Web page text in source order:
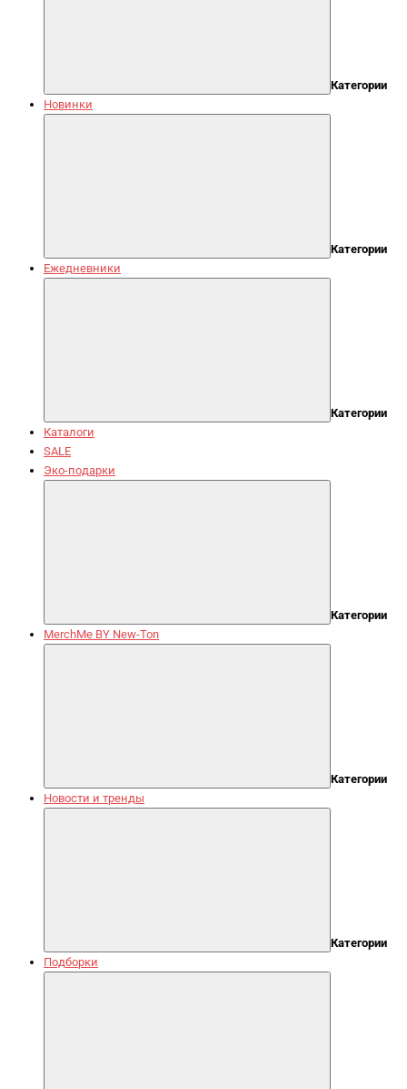
Категории
Новинки
Категории
Ежедневники
Категории
Каталоги
SALE
Эко-подарки
Категории
MerchMe BY New-Ton
Категории
Новости и тренды
Категории
Подборки